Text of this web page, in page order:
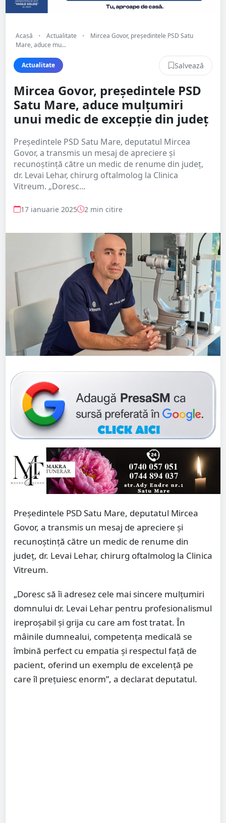
Acasă • Actualitate •
Mircea Govor, președintele PSD Satu
Mare, aduce mu...
Actualitate Salvează
Mircea Govor, președintele PSD
Satu Mare, aduce mulțumiri
unui medic de excepție din județ
Președintele PSD Satu Mare, deputatul Mircea
Govor, a transmis un mesaj de apreciere și
recunoștință către un medic de renume din județ,
dr. Levai Lehar, chirurg oftalmolog la Clinica
Vitreum. „Doresc...
17 ianuarie 2025 2 min citire
Președintele PSD Satu Mare, deputatul Mircea
Govor, a transmis un mesaj de apreciere și
recunoștință către un medic de renume din
județ, dr. Levai Lehar, chirurg oftalmolog la Clinica
Vitreum.
„Doresc să îi adresez cele mai sincere mulțumiri
domnului dr. Levai Lehar pentru profesionalismul
ireproșabil și grija cu care am fost tratat. În
mâinile dumnealui, competența medicală se
îmbină perfect cu empatia și respectul față de
pacient, oferind un exemplu de excelență pe
care îl prețuiesc enorm”, a declarat deputatul.